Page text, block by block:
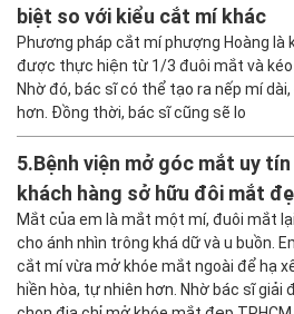
biệt so với kiểu cắt mí khác
Phương pháp cắt mí phượng Hoàng
được thực hiện từ 1/3 đuôi mắt và kéo
Nhờ đó, bác sĩ có thể tạo ra nếp mí
hơn. Đồng thời, bác sĩ cũng sẽ lo
5.Bệnh viện mở góc mắt uy tín
khách hàng sở hữu đôi mắt
Mắt của em là mắt một mí, đuôi mắt
cho ánh nhìn trông khá dữ và u buồn.
cắt mí vừa mở khóe mắt ngoài để hạ
hiền hòa, tự nhiên hơn. Nhờ bác sĩ giải